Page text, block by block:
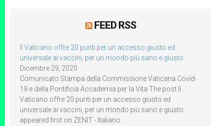
FEED RSS
Il Vaticano offre 20 punti per un accesso giusto ed
universale ai vaccini, per un mondo più sano e giusto
Dicembre 29, 2020
Comunicato Stampa della Commissione Vaticana Covid-
19 e della Pontificia Accademia per la Vita The post Il
Vaticano offre 20 punti per un accesso giusto ed
universale ai vaccini, per un mondo più sano e giusto
appeared first on ZENIT - Italiano.